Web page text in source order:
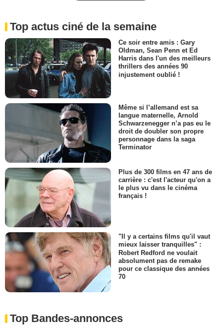
Top actus ciné de la semaine
Ce soir entre amis : Gary
Oldman, Sean Penn et Ed
Harris dans l'un des meilleurs
thrillers des années 90
injustement oublié !
Même si l’allemand est sa
langue maternelle, Arnold
Schwarzenegger n’a pas eu le
droit de doubler son propre
personnage dans la saga
Terminator
Plus de 300 films en 47 ans de
carrière : c'est l'acteur qu'on a
le plus vu dans le cinéma
français !
"Il y a certains films qu'il vaut
mieux laisser tranquilles" :
Robert Redford ne voulait
absolument pas de remake
pour ce classique des années
70
Top Bandes-annonces